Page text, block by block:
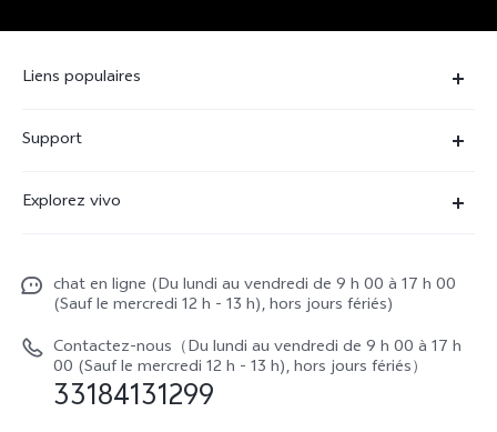
Liens populaires
V23 5G
Y22s
Y35
Support
Centre de services
Authentification IMEI
Prix des réparations hors garantie
Demande de retour en réparation-ICP
Explorez vivo
La vie chez vivo
vivo netiquette
About Us
chat en ligne (Du lundi au vendredi de 9 h 00 à 17 h 00
(Sauf le mercredi 12 h - 13 h), hors jours fériés)
Contactez-nous（Du lundi au vendredi de 9 h 00 à 17 h
00 (Sauf le mercredi 12 h - 13 h), hors jours fériés）
33184131299